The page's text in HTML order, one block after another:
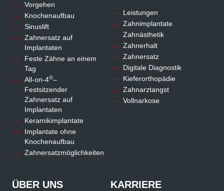
Vorgehen
Knochenaufbau
Sinuslift
Zahnersatz auf
Implantaten
Feste Zähne an einem
Tag
All-on-4®–
Festsitzender
Zahnersatz auf
Implantaten
Keramikimplantate
Implantate ohne
Knochenaufbau
Zahnersatzmöglichkeiten
Leistungen
Zahnimplantate
Zahnästhetik
Zahnerhalt
Zahnersatz
Digitale Diagnostik
Kieferorthopädie
Zahnarztangst
Vollnarkose
ÜBER UNS KARRIERE